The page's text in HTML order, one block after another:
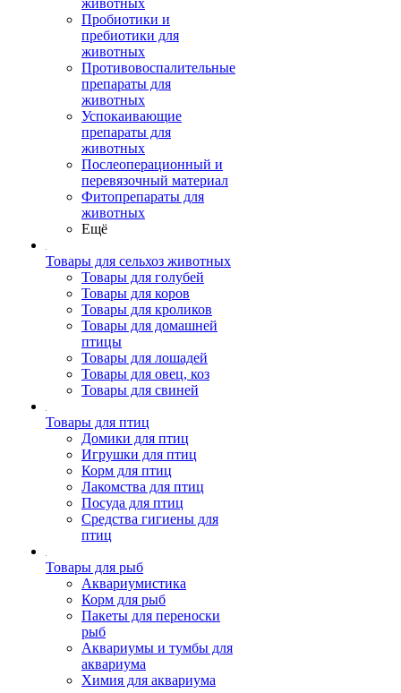
животных
Пробиотики и
пребиотики для
животных
Противовоспалительные
препараты для
животных
Успокаивающие
препараты для
животных
Послеоперационный и
перевязочный материал
Фитопрепараты для
животных
Ещё
Товары для сельхоз животных
Товары для голубей
Товары для коров
Товары для кроликов
Товары для домашней
птицы
Товары для лошадей
Товары для овец, коз
Товары для свиней
Товары для птиц
Домики для птиц
Игрушки для птиц
Корм для птиц
Лакомства для птиц
Посуда для птиц
Средства гигиены для
птиц
Товары для рыб
Аквариумистика
Корм для рыб
Пакеты для переноски
рыб
Аквариумы и тумбы для
аквариума
Химия для аквариума